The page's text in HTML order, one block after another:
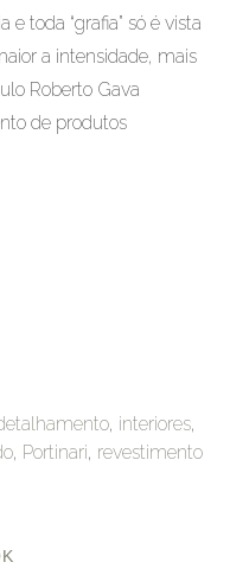
toda “grafia” só é vista
a intensidade, mais
Roberto Gava
de produtos
, interiores,
, Portinari, revestimento